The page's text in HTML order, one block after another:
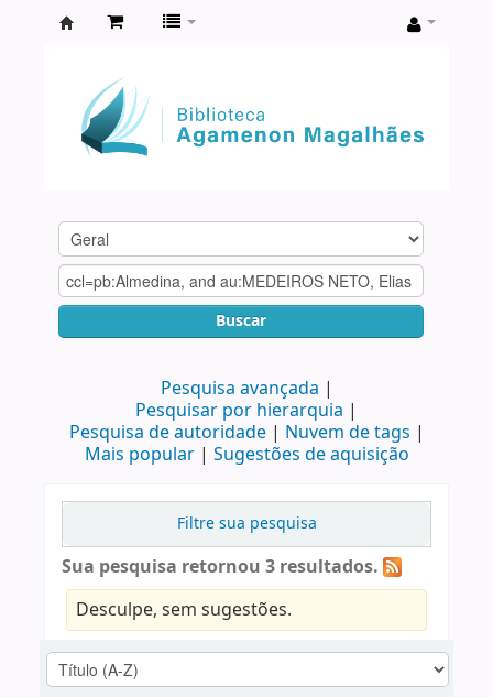
Agamenon
Magalhães
Buscar
Pesquisa avançada
Pesquisar por hierarquia
Pesquisa de autoridade
Nuvem de tags
Mais popular
Sugestões de aquisição
Filtre sua pesquisa
Sua pesquisa retornou 3 resultados.
Desculpe, sem sugestões.